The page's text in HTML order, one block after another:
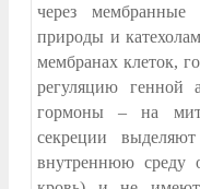
через мембранные
природы и
мембранах клеток,
регуляцию генной
гормоны – на
секреции
внутреннюю среду